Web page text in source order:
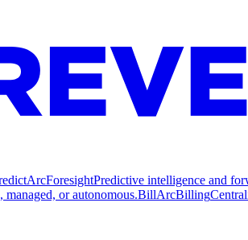
ArcForesightPredictive intelligence and
or autonomous.BillArcBilling